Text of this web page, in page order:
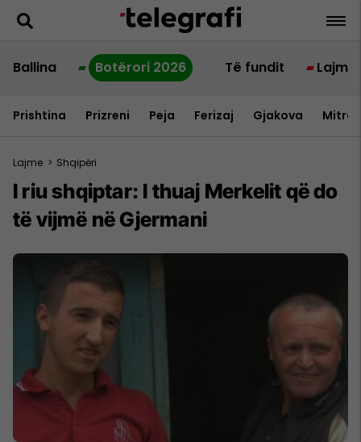
Ballina Botërori 2026 Të fundit Lajme
Prishtina Prizreni Peja Ferizaj Gjakova
Lajme > Shqipëri
I riu shqiptar: I thuaj Merkelit që do
të vijmë në Gjermani